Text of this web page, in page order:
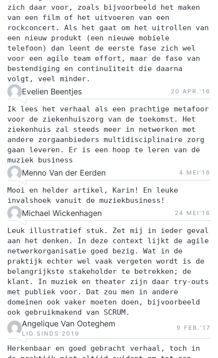
zich daar voor, zoals bijvoorbeeld het maken
van een film of het uitvoeren van een
rockconcert. Als het gaat om het uitrollen van
een nieuw produkt (een nieuwe mobiele
telefoon) dan leent de eerste fase zich wel
voor een agile team effort, maar de fase van
bestendiging en continuïiteit die daarna
volgt, veel minder.
Evelien Beentjes 20 APR.‘16
Ik lees het verhaal als een prachtige metafoor
voor de ziekenhuiszorg van de toekomst. Het
ziekenhuis zal steeds meer in netwerken met
andere zorgaanbieders multidisciplinaire zorg
gaan leveren. Er is een hoop te leren van de
muziek business
Menno Van der Eerden 4 MEI‘16
Mooi en helder artikel, Karin! En leuke
invalshoek vanuit de muziekbusiness!
Michael Wickenhagen 24 MEI‘16
Leuk illustratief stuk. Zet mij in ieder geval
aan het denken. In deze context lijkt de agile
netwerkorganisatie goed bezig. Wat in de
praktijk echter wel vaak vergeten wordt is de
belangrijkste stakeholder te betrekken; de
klant. In muziek en theater zijn daar try-outs
met publiek voor. Dat zou men in andere
domeinen ook vaker moeten doen, bijvoorbeeld
ook gebruikmakend van SCRUM.
Angelique Van Ooteghem
LID SINDS 2019
9 FEB.‘17
Herkenbaar en goed gebracht verhaal, toch in